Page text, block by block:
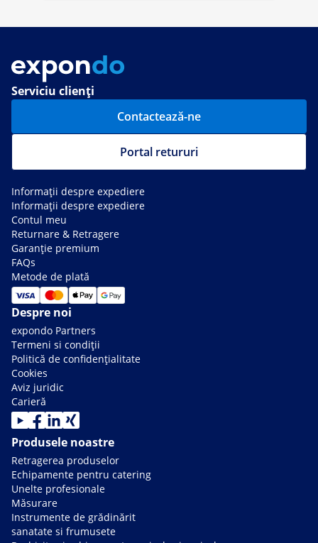
Serviciu clienți
Contactează-ne
Portal retururi
Informații despre expediere
Informații despre expediere
Contul meu
Returnare & Retragere
Garanție premium
FAQs
Metode de plată
Despre noi
expondo Partners
Termeni si condiții
Politică de confidențialitate
Cookies
Aviz juridic
Carieră
Produsele noastre
Retragerea produselor
Echipamente pentru catering
Unelte profesionale
Măsurare
Instrumente de grădinărit
sanatate si frumusete